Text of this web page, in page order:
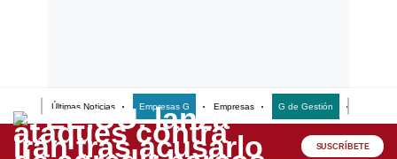
Últimas Noticias Empresas G Empresas G de Gestión
Lo último
Peru Quiosco SUSCRÍBETE